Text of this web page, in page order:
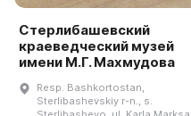
Стерлибашевский
краеведческий музей
имени М.Г. Махмудова
Resp. Bashkortostan,
Sterlibashevskiy r-n., s.